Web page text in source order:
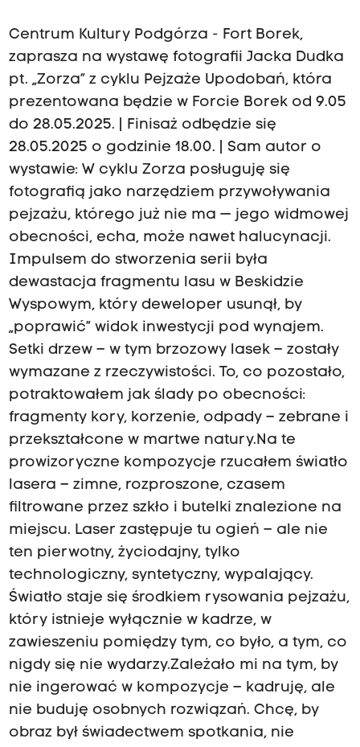
Centrum Kultury Podgórza - Fort Borek,
zaprasza na wystawę fotografii Jacka Dudka
pt. „Zorza” z cyklu Pejzaże Upodobań, która
prezentowana będzie w Forcie Borek od 9.05
do 28.05.2025. | Finisaż odbędzie się
28.05.2025 o godzinie 18.00. | Sam autor o
wystawie: W cyklu Zorza posługuję się
fotografią jako narzędziem przywoływania
pejzażu, którego już nie ma — jego widmowej
obecności, echa, może nawet halucynacji.
Impulsem do stworzenia serii była
dewastacja fragmentu lasu w Beskidzie
Wyspowym, który deweloper usunął, by
„poprawić” widok inwestycji pod wynajem.
Setki drzew – w tym brzozowy lasek – zostały
wymazane z rzeczywistości. To, co pozostało,
potraktowałem jak ślady po obecności:
fragmenty kory, korzenie, odpady – zebrane i
przekształcone w martwe natury.Na te
prowizoryczne kompozycje rzucałem światło
lasera – zimne, rozproszone, czasem
filtrowane przez szkło i butelki znalezione na
miejscu. Laser zastępuje tu ogień – ale nie
ten pierwotny, życiodajny, tylko
technologiczny, syntetyczny, wypalający.
Światło staje się środkiem rysowania pejzażu,
który istnieje wyłącznie w kadrze, w
zawieszeniu pomiędzy tym, co było, a tym, co
nigdy się nie wydarzy.Zależało mi na tym, by
nie ingerować w kompozycje – kadruję, ale
nie buduję osobnych rozwiązań. Chcę, by
obraz był świadectwem spotkania, nie